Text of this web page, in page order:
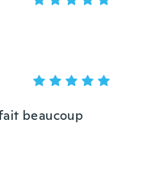
beaucoup